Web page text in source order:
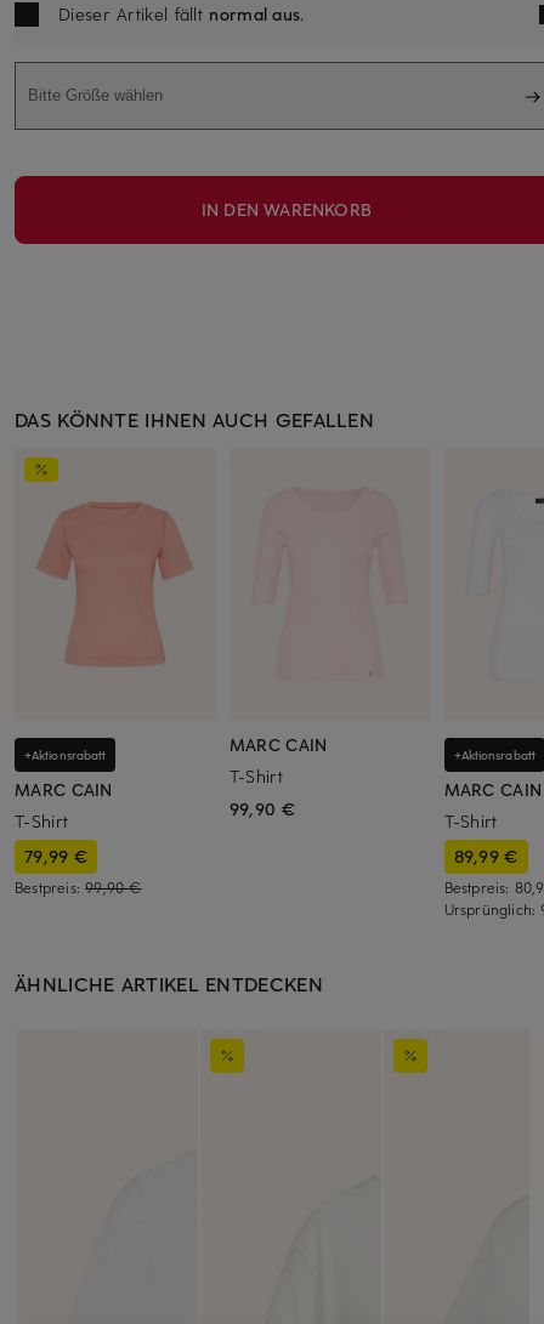
Dieser Artikel fällt normal aus.
Bitte Größe wählen
IN DEN WARENKORB
DAS KÖNNTE IHNEN AUCH GEFALLEN
+Aktionsrabatt
MARC CAIN
T-Shirt
79,99 €
Bestpreis:99,90 €
MARC CAIN
T-Shirt
99,90 €
+Aktionsrabatt
MARC CAIN
T-Shirt
89,99 €
Bestpreis:
Ursprünglich:
ÄHNLICHE ARTIKEL ENTDECKEN